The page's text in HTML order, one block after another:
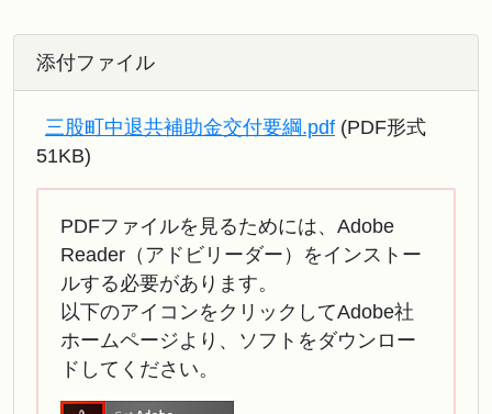
添付ファイル
三股町中退共補助金交付要綱.pdf (PDF形式
51KB)
PDFファイルを見るためには、Adobe
Reader（アドビリーダー）をインストー
ルする必要があります。
以下のアイコンをクリックしてAdobe社
ホームページより、ソフトをダウンロー
ドしてください。